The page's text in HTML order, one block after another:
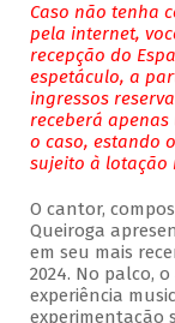
Caso não tenha
pela internet,
recepção do
espetáculo, a
ingressos
receberá
o caso, estando
sujeito à lotação
O cantor,
Queiroga
em seu mais
2024. No palco,
experiência
experimentação